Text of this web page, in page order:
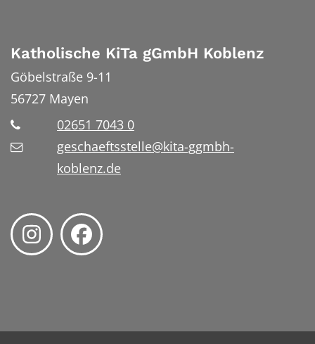
Katholische KiTa gGmbH Koblenz
Göbelstraße 9-11
56727 Mayen
02651 7043 0
geschaeftsstelle@kita-ggmbh-
koblenz.de